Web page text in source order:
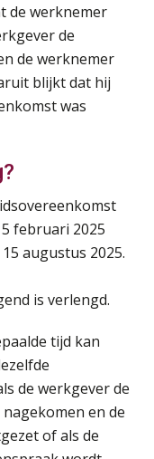
de werknemer
de
de werknemer
blijkt dat hij
was
februari 2025
augustus 2025.
is verlengd.
tijd kan
de werkgever de
en de
of als de